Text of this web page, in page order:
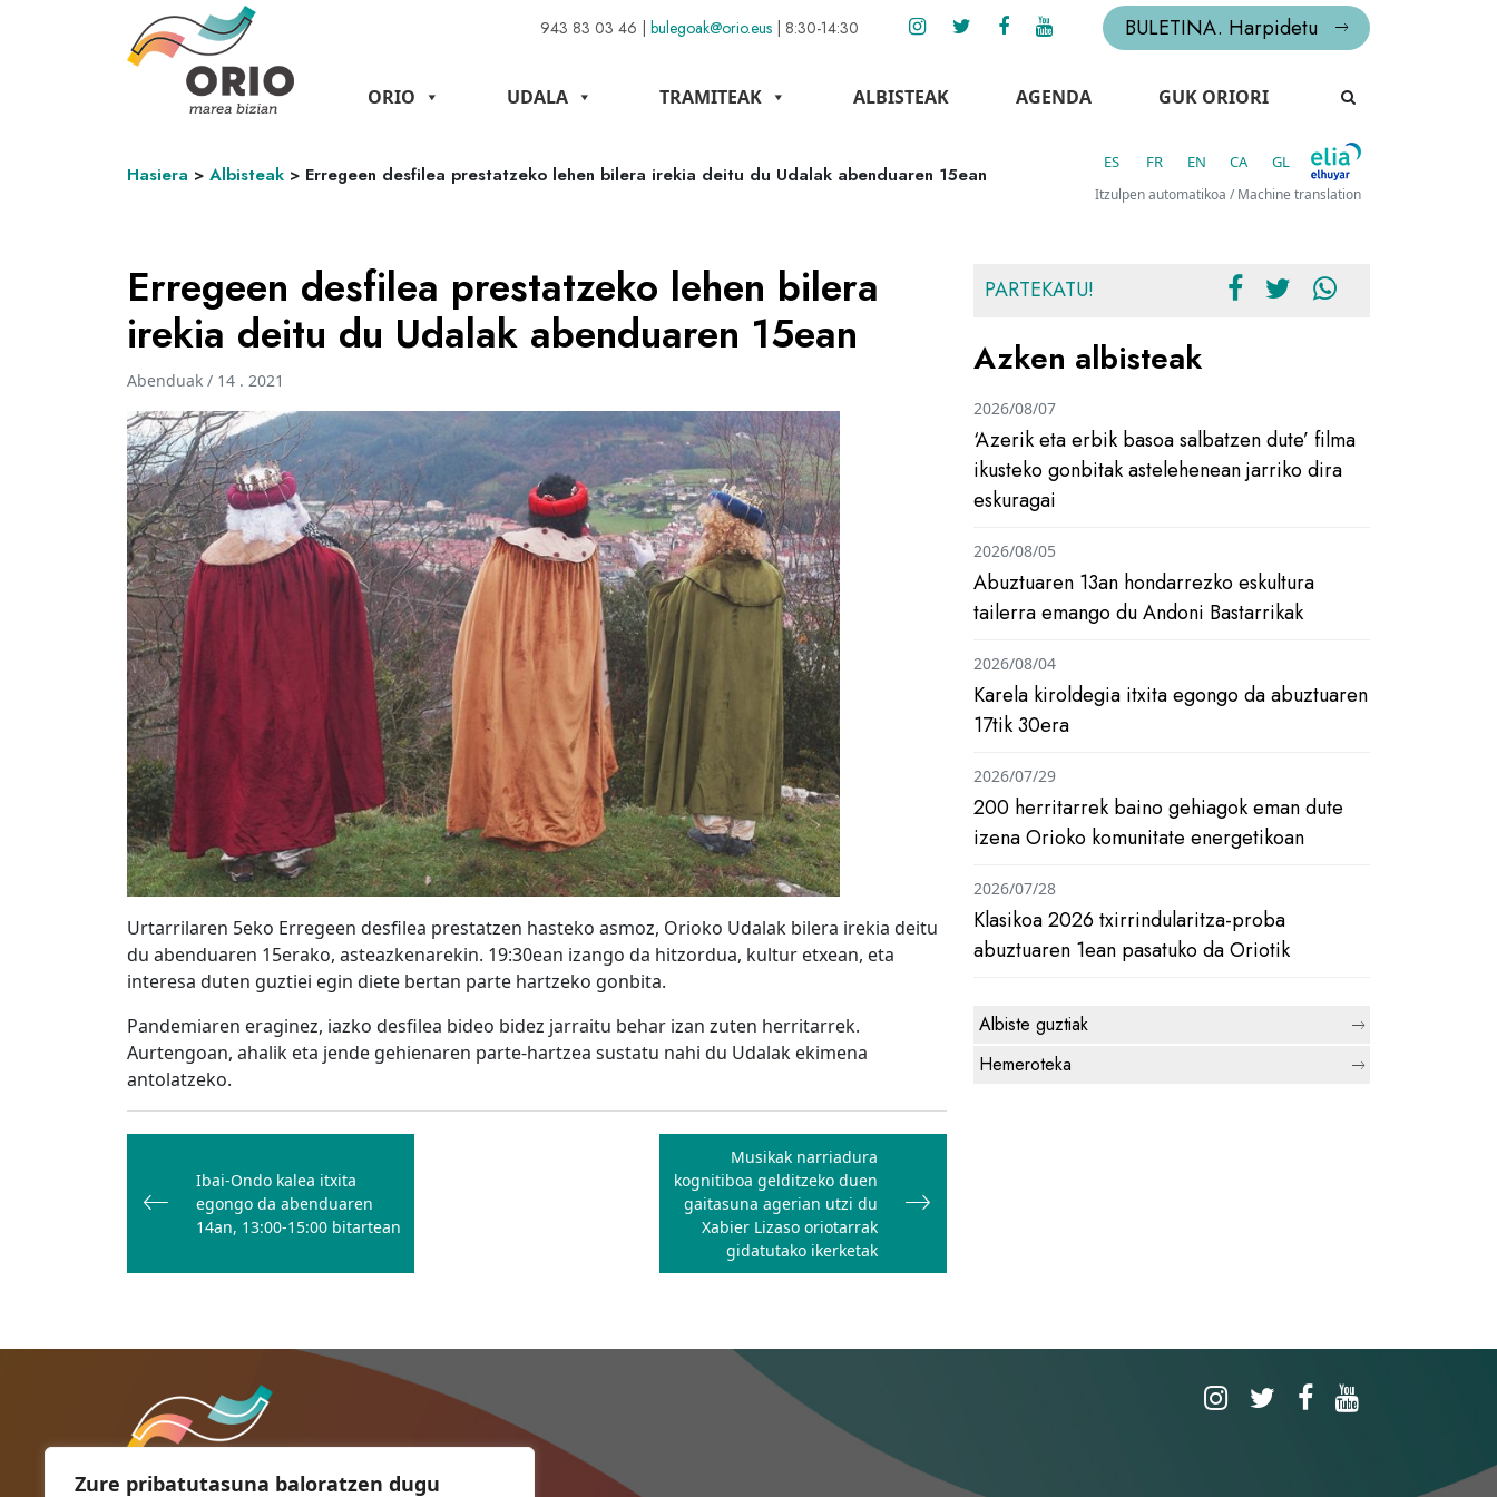
Zure pribatutasuna baloratzen dugu
943 83 03 46 | bulegoak@orio.eus | 8:30-14:30 BULETINA. Harpidetu
ORIO UDALA TRAMITEAK ALBISTEAK AGENDA GUK ORIORI
Hasiera > Albisteak > Erregeen desfilea prestatzeko lehen bilera irekia deitu du Udalak abenduaren 15ean
ES FR EN CA GL
Itzulpen automatikoa / Machine translation
Erregeen desfilea prestatzeko lehen bilera
irekia deitu du Udalak abenduaren 15ean
Abenduak / 14 . 2021
Urtarrilaren 5eko Erregeen desfilea prestatzen hasteko asmoz, Orioko Udalak bilera irekia deitu
du abenduaren 15erako, asteazkenarekin. 19:30ean izango da hitzordua, kultur etxean, eta
interesa duten guztiei egin diete bertan parte hartzeko gonbita.
Pandemiaren eraginez, iazko desfilea bideo bidez jarraitu behar izan zuten herritarrek.
Aurtengoan, ahalik eta jende gehienaren parte-hartzea sustatu nahi du Udalak ekimena
antolatzeko.
Bidalketetan
zehar
nabigatu
Ibai-Ondo kalea itxita
egongo da abenduaren
14an, 13:00-15:00 bitartean
Musikak narriadura
kognitiboa gelditzeko duen
gaitasuna agerian utzi du
Xabier Lizaso oriotarrak
gidatutako ikerketak
PARTEKATU!
Azken albisteak
‘Azerik eta erbik basoa salbatzen dute’ filma
ikusteko gonbitak astelehenean jarriko dira
eskuragai
2026/08/07
Abuztuaren 13an hondarrezko eskultura
tailerra emango du Andoni Bastarrikak
2026/08/05
Karela kiroldegia itxita egongo da abuztuaren
17tik 30era
2026/08/04
200 herritarrek baino gehiagok eman dute
izena Orioko komunitate energetikoan
2026/07/29
Klasikoa 2026 txirrindularitza-proba
abuztuaren 1ean pasatuko da Oriotik
2026/07/28
Albiste guztiak
Hemeroteka